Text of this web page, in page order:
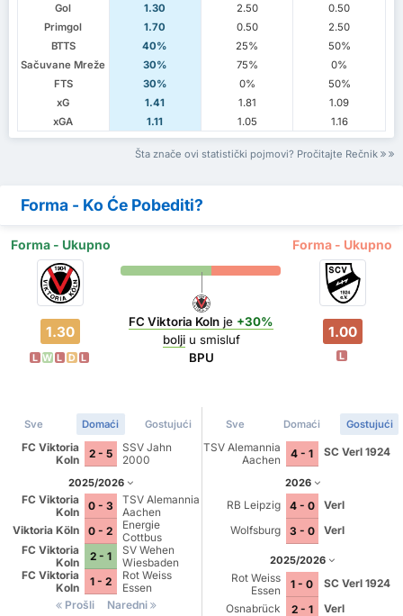
Gol
1.30 2.50
0.50
Primgol
1.70 0.50
2.50
BTTS
40% 25%
50%
Sačuvane Mreže
30% 75%
0%
FTS
30% 0%
50%
xG
1.41 1.81
1.09
xGA
1.11 1.05 1.16
Šta znače ovi statistički pojmovi? Pročitajte Rečnik
Forma - Ko Će Pobediti?
Forma - Ukupno Forma - Ukupno
1.30
L W L D L
FC Viktoria Koln je +30%
boljiu smisluf
BPU
1.00
L
Sve Domaći Gostujući
FC Viktoria
Koln
2 - 5
SSV Jahn
2000
2025/2026
FC Viktoria
Koln
0 - 3
TSV Alemannia
Aachen
Viktoria Köln
0 - 2
Energie
Cottbus
FC Viktoria
Koln
2 - 1
SV Wehen
Wiesbaden
FC Viktoria
Koln
1 - 2
Rot Weiss
Essen
Prošli
Naredni
Sve Domaći Gostujući
TSV Alemannia
Aachen
4 - 1 SC Verl 1924
2026
RB Leipzig 4 - 0
Verl
Wolfsburg
3 - 0 Verl
2025/2026
Rot Weiss
Essen
1 - 0
SC Verl 1924
Osnabrück
2 - 1
Verl